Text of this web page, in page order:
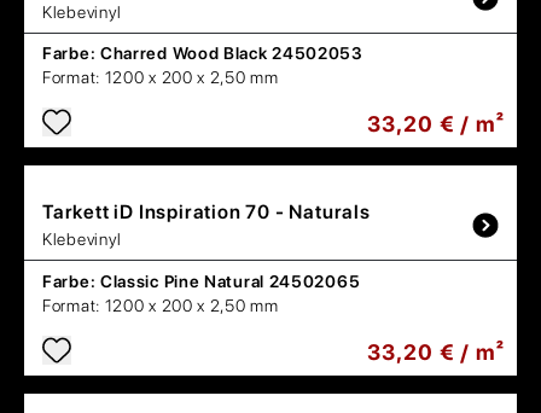
Klebevinyl
Farbe: Charred Wood Black 24502053
Format: 1200 x 200 x 2,50 mm
33,20 € / m²
Tarkett iD Inspiration 70 - Naturals
Klebevinyl
Farbe: Classic Pine Natural 24502065
Format: 1200 x 200 x 2,50 mm
33,20 € / m²